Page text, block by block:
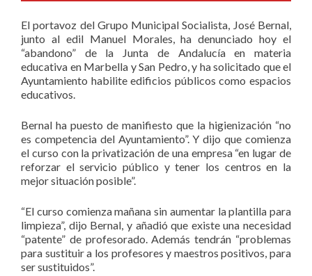
El portavoz del Grupo Municipal Socialista, José Bernal,
junto al edil Manuel Morales, ha denunciado hoy el
“abandono” de la Junta de Andalucía en materia
educativa en Marbella y San Pedro, y ha solicitado que el
Ayuntamiento habilite edificios públicos como espacios
educativos.
Bernal ha puesto de manifiesto que la higienización “no
es competencia del Ayuntamiento”. Y dijo que comienza
el curso con la privatización de una empresa “en lugar de
reforzar el servicio público y tener los centros en la
mejor situación posible”.
“El curso comienza mañana sin aumentar la plantilla para
limpieza”, dijo Bernal, y añadió que existe una necesidad
“patente” de profesorado. Además tendrán “problemas
para sustituir a los profesores y maestros positivos, para
ser sustituidos”.